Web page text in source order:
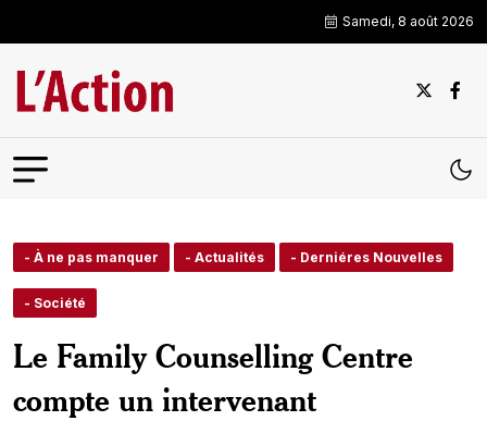
Samedi, 8 août 2026
- À ne pas manquer - Actualités - Derniéres Nouvelles
- Société
Le Family Counselling Centre
compte un intervenant